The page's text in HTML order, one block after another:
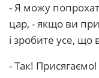
- Я можу
цар, - якщо ви
і зробите усе, що
- Так!